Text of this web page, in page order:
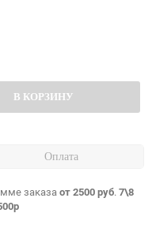
В КОРЗИНУ
Оплата
заказаот 2500 руб.7\8